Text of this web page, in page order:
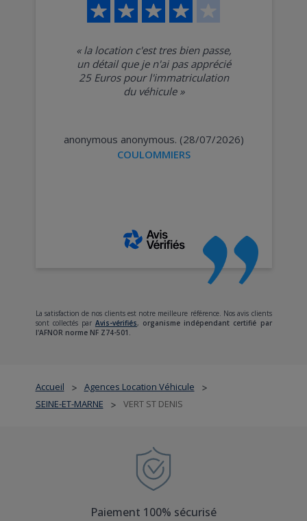
Accueil > Agences Location Véhicule >
SEINE-ET-MARNE > VERT ST DENIS
« la location c'est tres bien passe,
un détail que je n'ai pas apprécié
25 Euros pour l'immatriculation
du véhicule»
anonymous anonymous. (28/07/2026)
COULOMMIERS
La satisfaction de nos clients est notre meilleure référence. Nos avis clients
sont collectés par Avis-vérifiés, organisme indépendant certifié par
l'AFNOR norme NF Z74-501.
Paiement 100% sécurisé